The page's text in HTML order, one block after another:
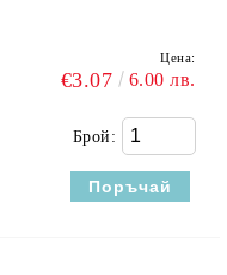
Цена:
€3.07 6.00 лв.
Брой: